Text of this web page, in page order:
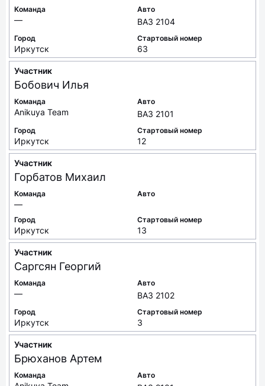
Команда
—
Авто
ВАЗ 2104
Город
Иркутск
Стартовый номер
63
Участник
Бобович Илья
Команда
Anikuya Team
Авто
ВАЗ 2101
Город
Иркутск
Стартовый номер
12
Участник
Горбатов Михаил
Команда
—
Авто
Город
Иркутск
Стартовый номер
13
Участник
Саргсян Георгий
Команда
—
Авто
ВАЗ 2102
Город
Иркутск
Стартовый номер
3
Участник
Брюханов Артем
Команда Авто